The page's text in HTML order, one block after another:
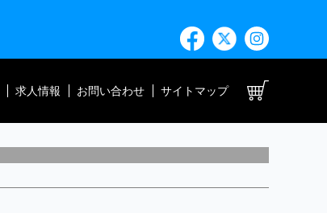
求人情報 お問い合わせ サイトマップ